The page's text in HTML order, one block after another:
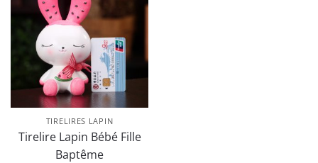
TIRELIRES LAPIN
Tirelire Lapin Bébé Fille
Baptême